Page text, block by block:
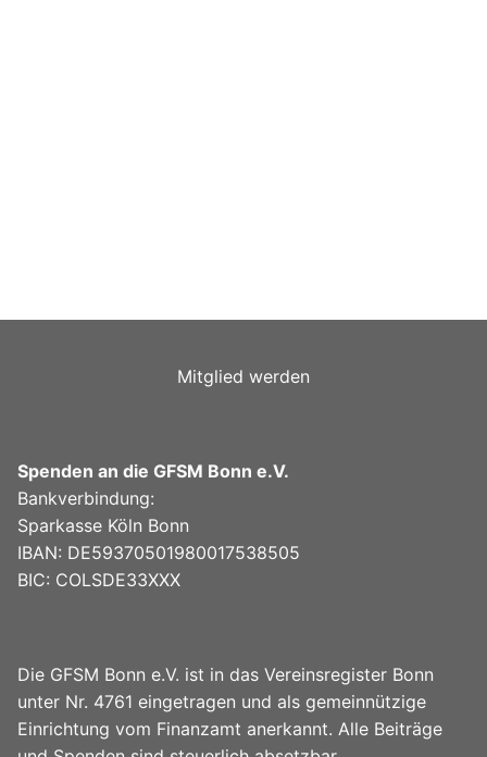
Mitglied werden
Spenden an die GFSM Bonn e.V.
Bankverbindung:
Sparkasse Köln Bonn
IBAN: DE59370501980017538505
BIC: COLSDE33XXX
Die GFSM Bonn e.V. ist in das Vereinsregister Bonn
unter Nr. 4761 eingetragen und als gemeinnützige
Einrichtung vom Finanzamt anerkannt. Alle Beiträge